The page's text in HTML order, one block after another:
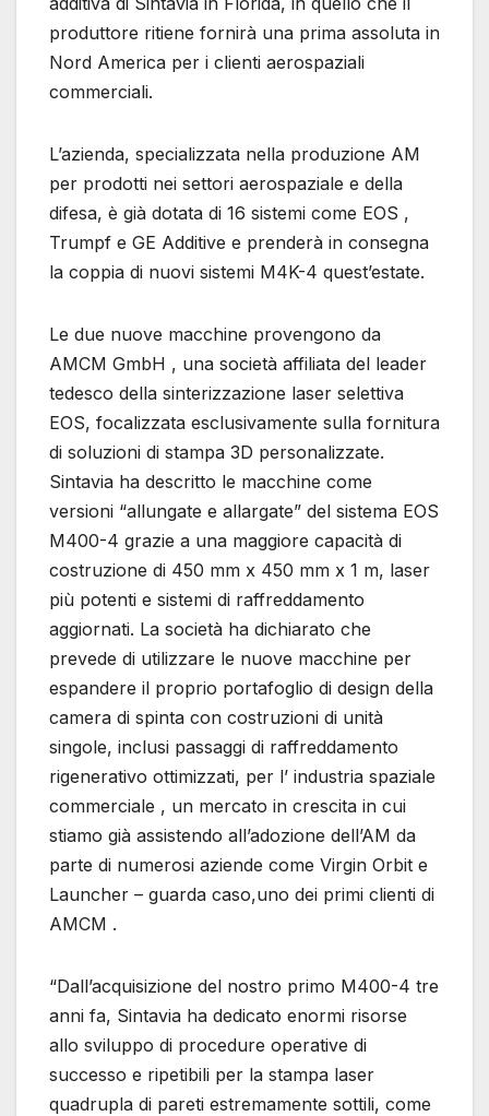
produttore ritiene fornirà una prima assoluta in
Nord America per i clienti aerospaziali
commerciali.
L’azienda, specializzata nella produzione AM
per prodotti nei settori aerospaziale e della
difesa, è già dotata di 16 sistemi come EOS ,
Trumpf e GE Additive e prenderà in consegna
la coppia di nuovi sistemi M4K-4 quest’estate.
Le due nuove macchine provengono da
AMCM GmbH , una società affiliata del leader
tedesco della sinterizzazione laser selettiva
EOS, focalizzata esclusivamente sulla fornitura
di soluzioni di stampa 3D personalizzate.
Sintavia ha descritto le macchine come
versioni “allungate e allargate” del sistema EOS
M400-4 grazie a una maggiore capacità di
costruzione di 450 mm x 450 mm x 1 m, laser
più potenti e sistemi di raffreddamento
aggiornati. La società ha dichiarato che
prevede di utilizzare le nuove macchine per
espandere il proprio portafoglio di design della
camera di spinta con costruzioni di unità
singole, inclusi passaggi di raffreddamento
rigenerativo ottimizzati, per l’ industria spaziale
commerciale , un mercato in crescita in cui
stiamo già assistendo all’adozione dell’AM da
parte di numerosi aziende come Virgin Orbit e
Launcher – guarda caso,uno dei primi clienti di
AMCM .
“Dall’acquisizione del nostro primo M400-4 tre
anni fa, Sintavia ha dedicato enormi risorse
allo sviluppo di procedure operative di
successo e ripetibili per la stampa laser
quadrupla di pareti estremamente sottili, come